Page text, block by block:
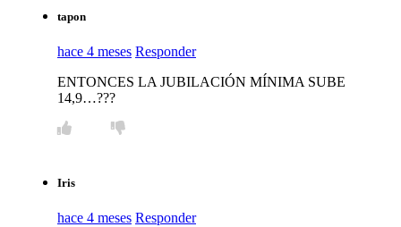
tapon
hace 4 meses Responder
ENTONCES LA JUBILACIÓN MÍNIMA SUBE
14,9…???
Iris
hace 4 meses Responder